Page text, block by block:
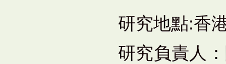
研究地點:香
研究負責人